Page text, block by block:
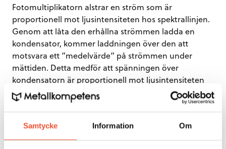
Samtycke Information Om
Fotomultiplikatorn alstrar en ström som är
proportionell mot ljusintensiteten hos spektrallinjen.
Genom att låta den erhållna strömmen ladda en
kondensator, kommer laddningen över den att
motsvara ett ”medelvärde” på strömmen under
mättiden. Detta medför att spänningen över
kondensatorn är proportionell mot ljusintensiteten
och även mot elementkoncentrationen. Nyare
spektrometrar har elektronik med direkt integrering
utan kondensatorer.